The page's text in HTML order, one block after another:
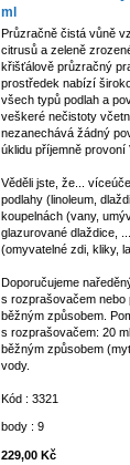
ml
Průzračně čistá vůně
citrusů a zeleně
křišťálově průzračný
prostředek nabízí
všech typů podlah a
veškeré nečistoty
nezanechává žádný
úklidu příjemně provoní
Věděli jste, že...
podlahy (linoleum,
koupelnách (vany,
glazurované dlaždice,
(omyvatelné zdi, kliky,
Doporučujeme
s rozprašovačem nebo
běžným způsobem.
s rozprašovačem: 20
běžným způsobem
vody.
Kód : 3321
body : 9
229,00 Kč